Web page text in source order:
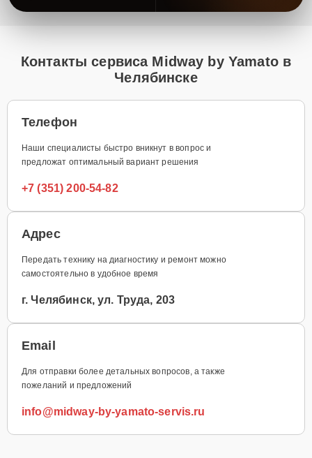
Контакты сервиса Midway by Yamato в
Челябинске
Телефон
Наши специалисты быстро вникнут в вопрос и
предложат оптимальный вариант решения
+7 (351) 200-54-82
Адрес
Передать технику на диагностику и ремонт можно
самостоятельно в удобное время
г. Челябинск, ул. Труда, 203
Email
Для отправки более детальных вопросов, а также
пожеланий и предложений
info@midway-by-yamato-servis.ru